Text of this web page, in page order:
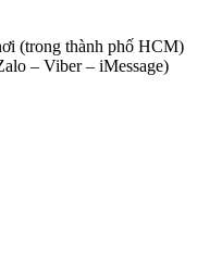
(trong thành phố HCM)
– Viber – iMessage)